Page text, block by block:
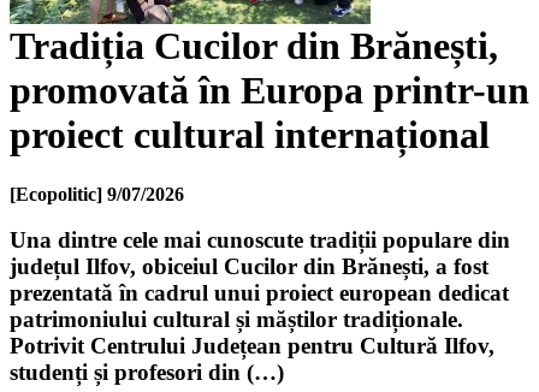
Tradiția Cucilor din Brănești,
promovată în Europa printr-un
proiect cultural internațional
[Ecopolitic] 9/07/2026
Una dintre cele mai cunoscute tradiții populare din
județul Ilfov, obiceiul Cucilor din Brănești, a fost
prezentată în cadrul unui proiect european dedicat
patrimoniului cultural și măștilor tradiționale.
Potrivit Centrului Județean pentru Cultură Ilfov,
studenți și profesori din (…)